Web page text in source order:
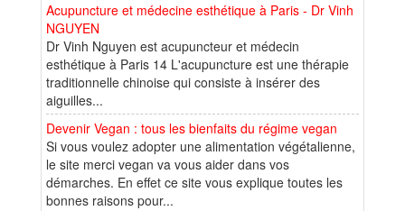
Acupuncture et médecine esthétique à Paris - Dr Vinh
NGUYEN
Dr Vinh Nguyen est acupuncteur et médecin
esthétique à Paris 14 L'acupuncture est une thérapie
traditionnelle chinoise qui consiste à insérer des
aiguilles...
Devenir Vegan : tous les bienfaits du régime vegan
Si vous voulez adopter une alimentation végétalienne,
le site merci vegan va vous aider dans vos
démarches. En effet ce site vous explique toutes les
bonnes raisons pour...